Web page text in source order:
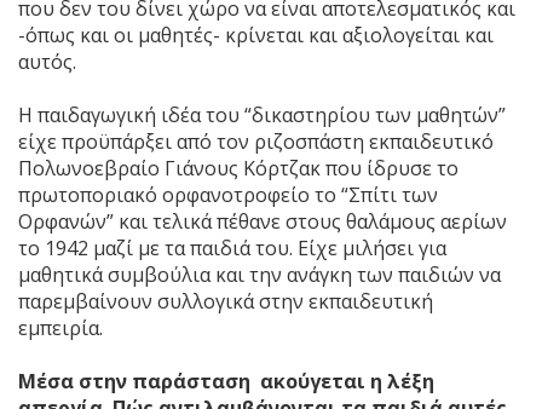
που δεν του δίνει χώρο να είναι αποτελεσματικός και
-όπως και οι μαθητές- κρίνεται και αξιολογείται και
αυτός.
Η παιδαγωγική ιδέα του “δικαστηρίου των μαθητών”
είχε προϋπάρξει από τον ριζοσπάστη εκπαιδευτικό
Πολωνοεβραίο Γιάνους Κόρτζακ που ίδρυσε το
πρωτοποριακό ορφανοτροφείο το “Σπίτι των
Ορφανών” και τελικά πέθανε στους θαλάμους αερίων
το 1942 μαζί με τα παιδιά του. Είχε μιλήσει για
μαθητικά συμβούλια και την ανάγκη των παιδιών να
παρεμβαίνουν συλλογικά στην εκπαιδευτική
εμπειρία.
Μέσα στην παράσταση ακούγεται η λέξη